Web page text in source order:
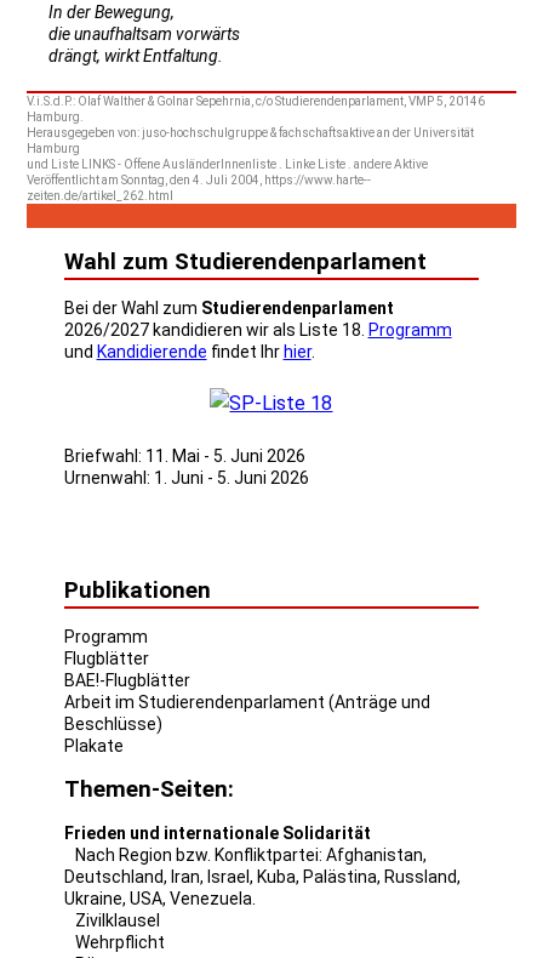
In der Bewegung,
die unaufhaltsam vorwärts
drängt, wirkt Entfaltung.
V.i.S.d.P.: Olaf Walther & Golnar Sepehrnia, c/o Studierendenparlament, VMP 5, 20146
Hamburg.
Herausgegeben von: juso-hochschulgruppe & fachschaftsaktive an der Universität
Hamburg
und Liste LINKS - Offene AusländerInnenliste . Linke Liste . andere Aktive
Veröffentlicht am Sonntag, den 4. Juli 2004, https://www.harte--
zeiten.de/artikel_262.html
Wahl zum Studierendenparlament
Bei der Wahl zum Studierendenparlament
2026/2027 kandidieren wir als Liste 18. Programm
und Kandidierende findet Ihr hier.
Briefwahl: 11. Mai - 5. Juni 2026
Urnenwahl: 1. Juni - 5. Juni 2026
Publikationen
Programm
Flugblätter
BAE!-Flugblätter
Arbeit im Studierendenparlament (Anträge und
Beschlüsse)
Plakate
Themen-Seiten:
Frieden und internationale Solidarität
Nach Region bzw. Konfliktpartei: Afghanistan,
Deutschland, Iran, Israel , Kuba, Palästina, Russland,
Ukraine, USA, Venezuela
Zivilklausel
Wehrpflicht